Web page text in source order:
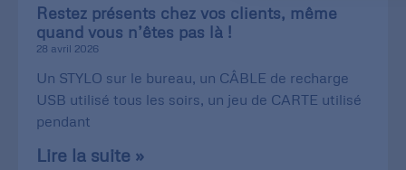
Restez présents chez vos clients, même
quand vous n’êtes pas là !
28 avril 2026
Un STYLO sur le bureau, un CÂBLE de recharge
USB utilisé tous les soirs, un jeu de CARTE utilisé
pendant
Lire la suite »